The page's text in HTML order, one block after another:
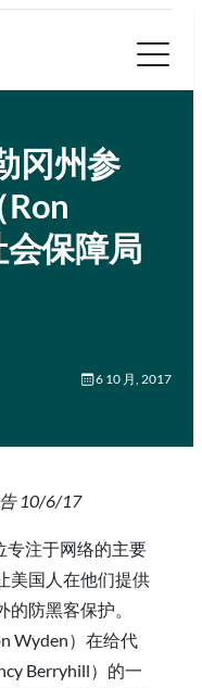
冈州参
Ron
保障局
6 10 月, 2017
10/6/17
专注于网络的主要
美国人在他们提供
防黑客保护。
Wyden）在给代
Berryhill）的一